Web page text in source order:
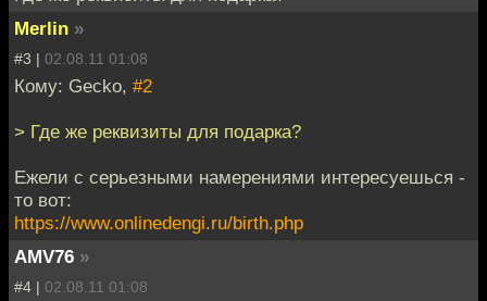
Merlin »
#3 | 02.08.11 01:08
Кому: Gecko, #2
> Где же реквизиты для подарка?
Ежели с серьезными намерениями интересуешься -
то вот:
https://www.onlinedengi.ru/birth.php
AMV76 »
#4 | 02.08.11 01:08